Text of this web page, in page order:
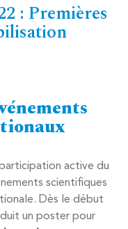
: Premières
active du
scientifiques
Dès le début
un poster pour